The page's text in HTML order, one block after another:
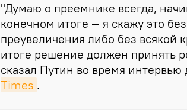
"Думаю о преемнике всегда,
конечном итоге — я скажу это
преувеличения либо без всякой
итоге решение должен принять
сказал Путин во время интервью
Times .